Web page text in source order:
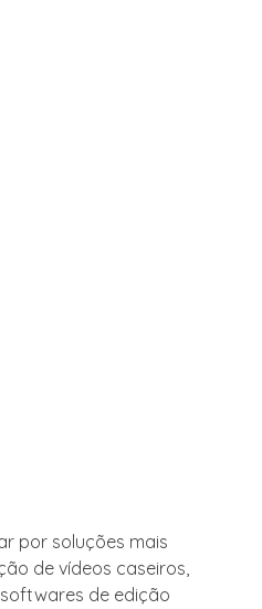
por soluções mais
de vídeos caseiros,
de edição